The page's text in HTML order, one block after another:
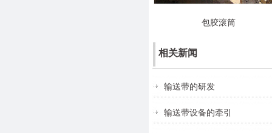
包胶滚筒
相关新闻
输送带的研发
输送带设备的牵引